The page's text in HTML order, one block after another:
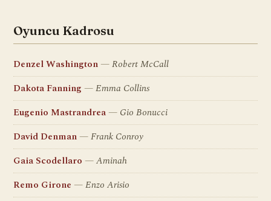
Oyuncu Kadrosu
Denzel Washington
Robert McCall
Dakota Fanning
Emma Collins
Eugenio Mastrandrea
Gio Bonucci
David Denman
Frank Conroy
Gaia Scodellaro
Aminah
Remo Girone
Enzo Arisio